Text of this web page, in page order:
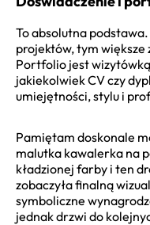
To absolutna
projektów, tym
Portfolio jest
jakiekolwiek CV czy
umiejętności, stylu i
Pamiętam doskonale
malutka kawalerka na
kładzionej farby i ten
zobaczyła finalną
symboliczne
jednak drzwi do